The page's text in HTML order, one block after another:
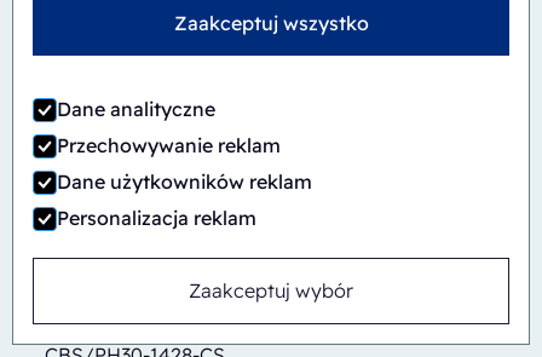
Zaakceptuj wszystko
Dane analityczne
Przechowywanie reklam
Dane użytkowników reklam
Personalizacja reklam
Zaakceptuj wybór
AutomatycznyInline